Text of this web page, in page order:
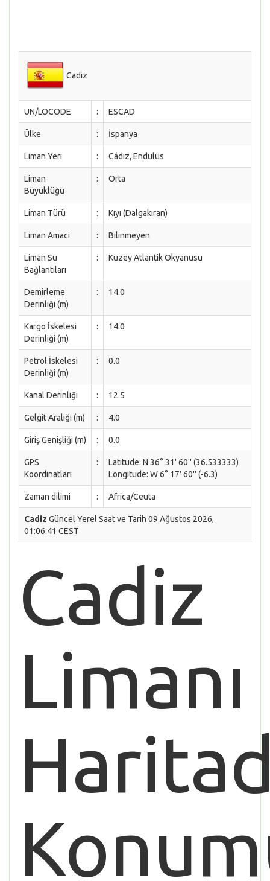
Cadiz
UN/LOCODE : ESCAD
Ülke : İspanya
Liman Yeri : Cádiz, Endülüs
Liman
Büyüklüğü
: Orta
Liman Türü : Kıyı (Dalgakıran)
Liman Amacı : Bilinmeyen
Liman Su
Bağlantıları
: Kuzey Atlantik Okyanusu
Demirleme
Derinliği (m)
: 14.0
Kargo İskelesi
Derinliği (m)
: 14.0
Petrol İskelesi
Derinliği (m)
: 0.0
Kanal Derinliği : 12.5
Gelgit Aralığı (m) : 4.0
Giriş Genişliği (m) : 0.0
GPS
Koordinatları
:
Latitude: N 36° 31' 60'' (36.533333)
Longitude: W 6° 17' 60'' (-6.3)
Zaman dilimi : Africa/Ceuta
Cadiz Güncel Yerel Saat ve Tarih 09 Ağustos 2026,
01:06:41 CEST
Cadiz
Limanı